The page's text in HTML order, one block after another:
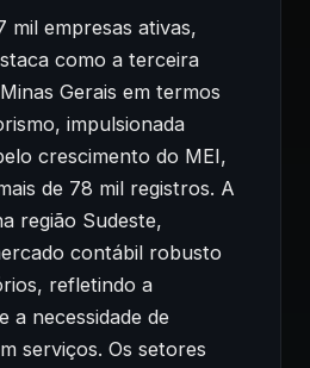
mil empresas ativas,
como a terceira
Gerais em termos
impulsionada
crescimento do MEI,
de 78 mil registros. A
região Sudeste,
contábil robusto
refletindo a
a necessidade de
serviços. Os setores